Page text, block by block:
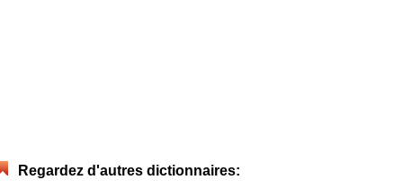
Regardez d'autres dictionnaires: